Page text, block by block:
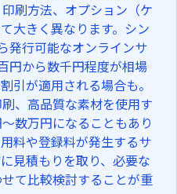
刷方法、オプション（ケ
大きく異なります。シン
発行可能なオンラインサ
円から数千円程度が相場
引が適用される場合も。
、高品質な素材を使用す
数万円になることもあり
料や登録料が発生するサ
見積もりを取り、必要な
て比較検討することが重